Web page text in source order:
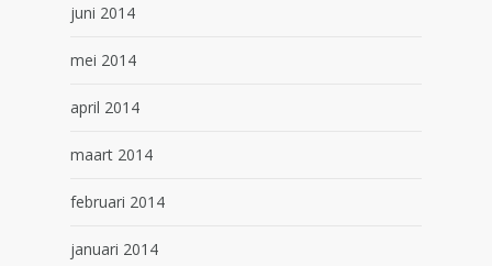
juni 2014
mei 2014
april 2014
maart 2014
februari 2014
januari 2014